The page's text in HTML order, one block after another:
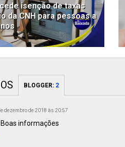
isenção de taxas
da CNH para pessoas a
BLOGGER: 2
dezembro de 2018 às 20:57
informações